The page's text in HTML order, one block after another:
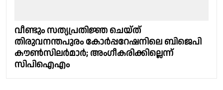
വീണ്ടും സത്യപ്രതിജ്ഞ ചെയ്ത്
തിരുവനന്തപുരം കോർപ്പറേഷനിലെ ബിജെപി
കൗൺസിലർമാർ; അംഗീകരിക്കില്ലെന്ന്
സിപിഐഎം